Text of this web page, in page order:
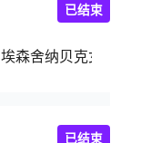
埃森舍纳贝克女足
已结束
已结束